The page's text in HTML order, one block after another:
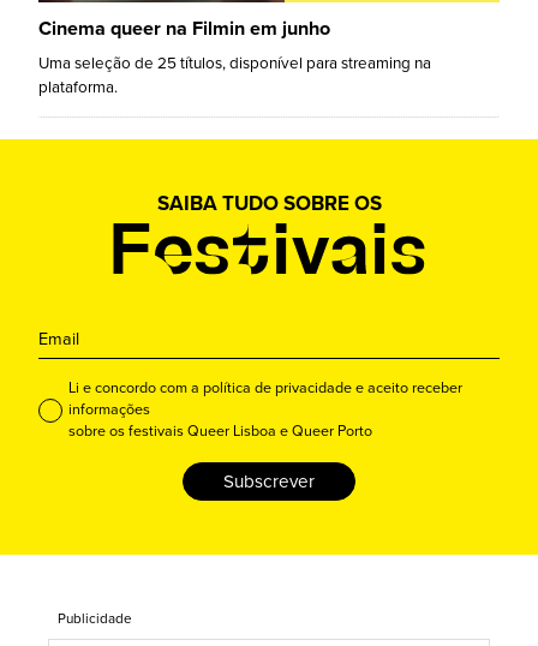
Cinema queer na Filmin em junho
Uma seleção de 25 títulos, disponível para streaming na
plataforma.
SAIBA TUDO SOBRE OS
Li e concordo com a política de privacidade e aceito receber
informações
sobre os festivais Queer Lisboa e Queer Porto
Subscrever
Publicidade